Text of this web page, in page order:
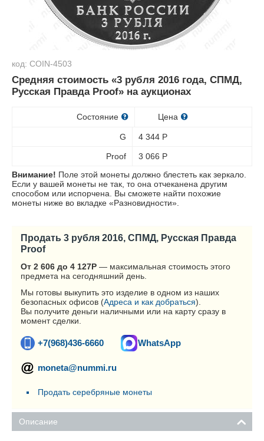
код: COIN-4503
Средняя стоимость «3 рубля 2016 года, СПМД,
Русская Правда Proof» на аукционах
Состояние Цена
G 4 344 Р
Proof 3 066 Р
Внимание! Поле этой монеты должно блестеть как зеркало.
Если у вашей монеты не так, то она отчеканена другим
способом или испорчена. Вы сможете найти похожие
монеты ниже во вкладке «Разновидности».
Продать 3 рубля 2016, СПМД, Русская Правда
Proof
От 2 606 до 4 127Р — максимальная стоимость этого
предмета на сегодняшний день.
Мы готовы выкупить это изделие в одном из наших
безопасных офисов (Адреса и как добраться).
Вы получите деньги наличными или на карту сразу в
момент сделки.
+7(968)436-6660 WhatsApp
moneta@nummi.ru
Продать серебряные монеты
Описание